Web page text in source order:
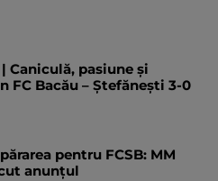
| Caniculă, pasiune și
FC Bacău – Ștefănești 3-0
pentru FCSB: MM
anunțul